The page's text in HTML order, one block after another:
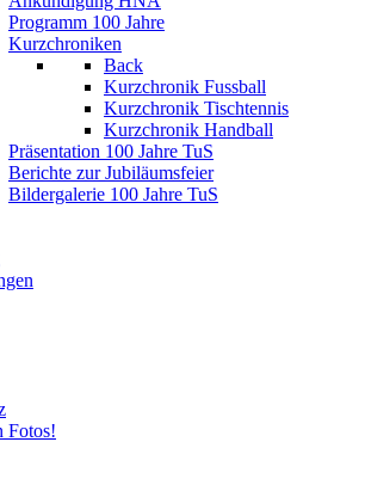
Programm 100 Jahre
Kurzchroniken
Back
Kurzchronik Fussball
Kurzchronik Tischtennis
Kurzchronik Handball
Präsentation 100 Jahre TuS
Berichte zur Jubiläumsfeier
Bildergalerie 100 Jahre TuS
Fotos!